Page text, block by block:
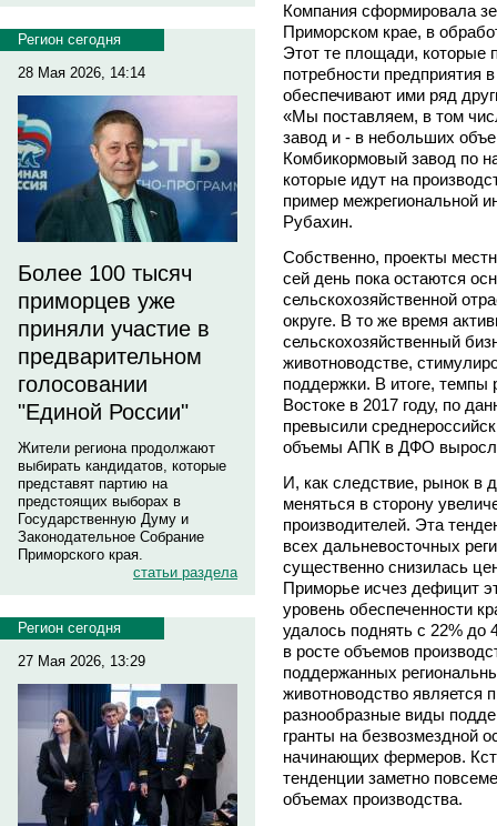
Регион сегодня
28 Мая 2026, 14:14
Более 100 тысяч
приморцев уже
приняли участие в
предварительном
голосовании
"Единой России"
Жители региона продолжают
выбирать кандидатов, которые
представят партию на
предстоящих выборах в
Государственную Думу и
Законодательное Собрание
Приморского края.
статьи раздела
Регион сегодня
27 Мая 2026, 13:29
Компания сформировала
Приморском крае, в
Этот те площади, которые
потребности предприятия
обеспечивают ими ряд
«Мы поставляем, в том
завод и - в небольших
Комбикормовый завод по
которые идут на
пример межрегиональной
Рубахин.
Собственно, проекты
сей день пока остаются
сельскохозяйственной
округе. В то же время
сельскохозяйственный
животноводстве,
поддержки. В итоге, темпы
Востоке в 2017 году, по
превысили
объемы АПК в ДФО
И, как следствие, рынок в
меняться в сторону
производителей. Эта
всех дальневосточных
существенно снизилась
Приморье исчез дефицит
уровень обеспеченности
удалось поднять с 22% до
в росте объемов
поддержанных
животноводство является
разнообразные виды
гранты на безвозмездной
начинающих фермеров.
тенденции заметно
объемах производства.